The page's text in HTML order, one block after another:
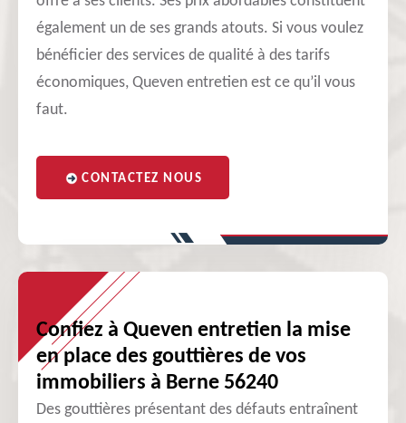
également un de ses grands atouts. Si vous voulez
bénéficier des services de qualité à des tarifs
économiques, Queven entretien est ce qu’il vous
faut.
CONTACTEZ NOUS
Confiez à Queven entretien la mise
en place des gouttières de vos
immobiliers à Berne 56240
Des gouttières présentant des défauts entraînent